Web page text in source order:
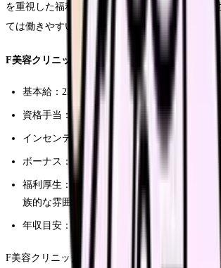
を重視した福利厚生が充実しています。子育て
ては働きやすい環境が整っています。
F美容クリニック（地方・小規模）
基本給：23万円〜33万円
資格手当：1万円〜2万円
インセンティブ：カウンセリング成約率によ
ボーナス：年2回（計2ヶ月分程度）
福利厚生：社会保険完備、プライベートク
族的な雰囲気
年収目安：400万円〜600万円
F美容クリニックは地方の小規模クリニックで